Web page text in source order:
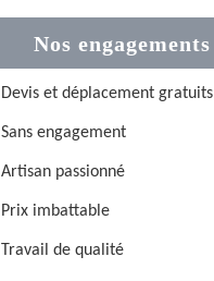
Nos engagements
Devis et déplacement gratuits
Sans engagement
Artisan passionné
Prix imbattable
Travail de qualité